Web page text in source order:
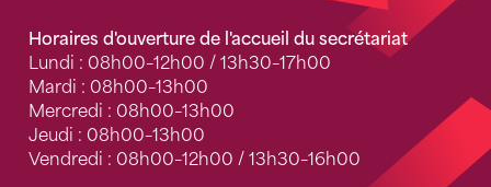
Horaires d'ouverture de l'accueil du secrétariat
Lundi : 08h00–12h00 / 13h30–17h00
Mardi : 08h00–13h00
Mercredi : 08h00–13h00
Jeudi : 08h00–13h00
Vendredi : 08h00–12h00 / 13h30–16h00